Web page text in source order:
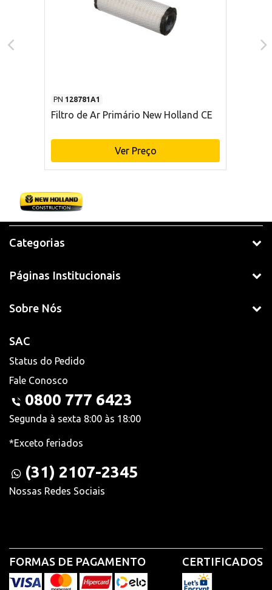
PN 128781A1
Filtro de Ar Primário New Holland CE
Ver Preço
Categorias
Páginas Institucionais
Sobre Nós
SAC
Status do Pedido
Fale Conosco
0800 777 6423
Segunda à sexta 8:00 às 18:00
*Exceto feriados
(31) 2107-2345
Nossas Redes Sociais
FORMAS DE PAGAMENTO CERTIFICADOS